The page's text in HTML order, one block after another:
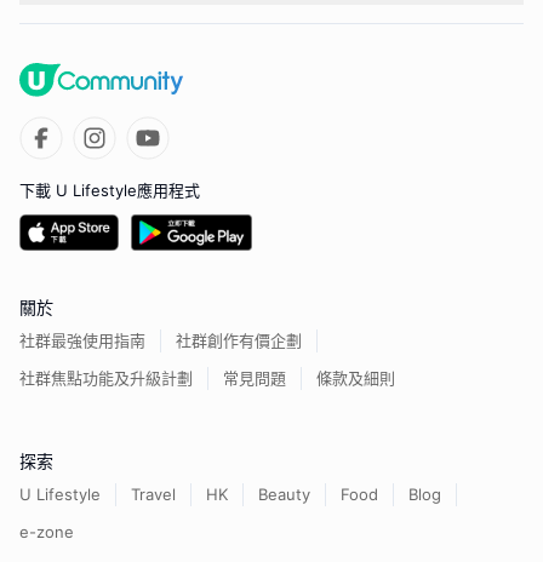
下載 U Lifestyle應用程式
關於
社群最強使用指南
社群創作有價企劃
社群焦點功能及升級計劃
常見問題 條款及細則
探索
U Lifestyle Travel HK Beauty Food
Blog
e-zone